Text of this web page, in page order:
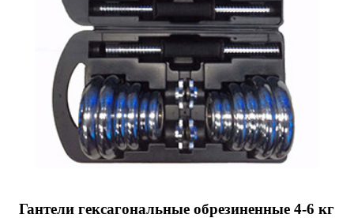
Гантели гексагональные обрезиненные 4-6 кг